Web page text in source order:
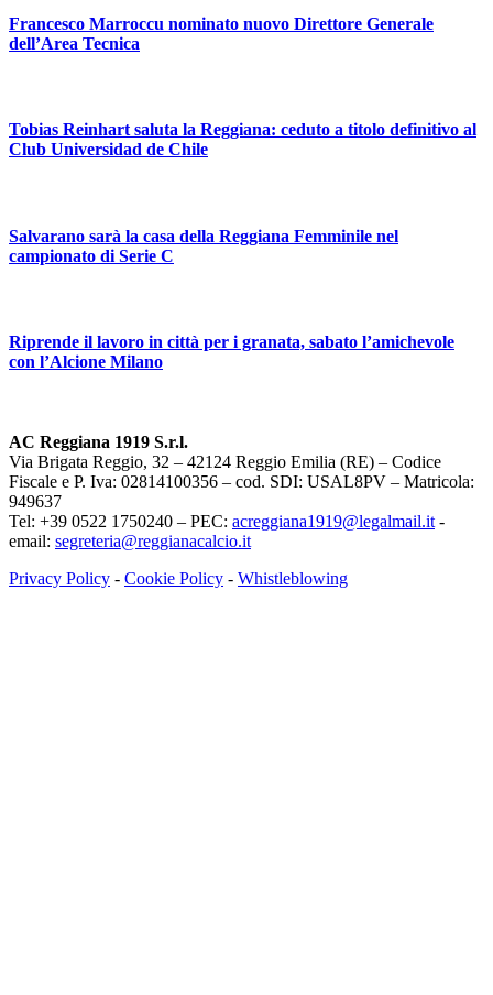
Francesco Marroccu nominato nuovo Direttore Generale
dell’Area Tecnica
Tobias Reinhart saluta la Reggiana: ceduto a titolo definitivo al
Club Universidad de Chile
Salvarano sarà la casa della Reggiana Femminile nel
campionato di Serie C
Riprende il lavoro in città per i granata, sabato l’amichevole
con l’Alcione Milano
AC Reggiana 1919 S.r.l.
Via Brigata Reggio, 32 – 42124 Reggio Emilia (RE) – Codice
Fiscale e P. Iva: 02814100356 – cod. SDI: USAL8PV – Matricola:
949637
Tel: +39 0522 1750240 – PEC: acreggiana1919@legalmail.it -
email: segreteria@reggianacalcio.it
Privacy Policy - Cookie Policy - Whistleblowing